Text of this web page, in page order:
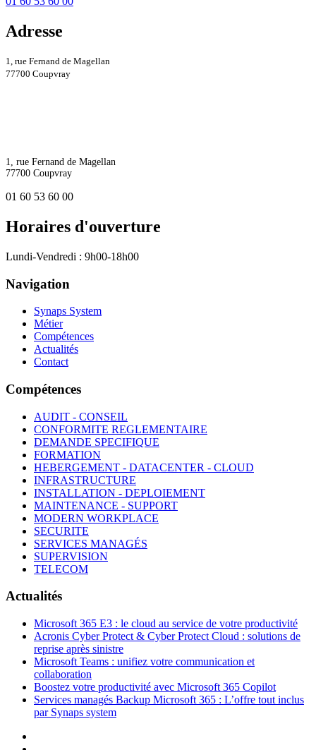
Adresse
1, rue Fernand de Magellan
77700 Coupvray
1, rue Fernand de Magellan
77700 Coupvray
01 60 53 60 00
Horaires d'ouverture
Lundi-Vendredi : 9h00-18h00
Navigation
Synaps System
Métier
Compétences
Actualités
Contact
Compétences
AUDIT - CONSEIL
CONFORMITE REGLEMENTAIRE
DEMANDE SPECIFIQUE
FORMATION
HEBERGEMENT - DATACENTER - CLOUD
INFRASTRUCTURE
INSTALLATION - DEPLOIEMENT
MAINTENANCE - SUPPORT
MODERN WORKPLACE
SECURITE
SERVICES MANAGÉS
SUPERVISION
TELECOM
Actualités
Microsoft 365 E3 : le cloud au service de votre productivité
Acronis Cyber Protect & Cyber Protect Cloud : solutions de
reprise après sinistre
Microsoft Teams : unifiez votre communication et
collaboration
Boostez votre productivité avec Microsoft 365 Copilot
Services managés Backup Microsoft 365 : L’offre tout inclus
par Synaps system